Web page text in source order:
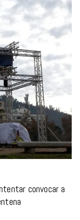
convocar a